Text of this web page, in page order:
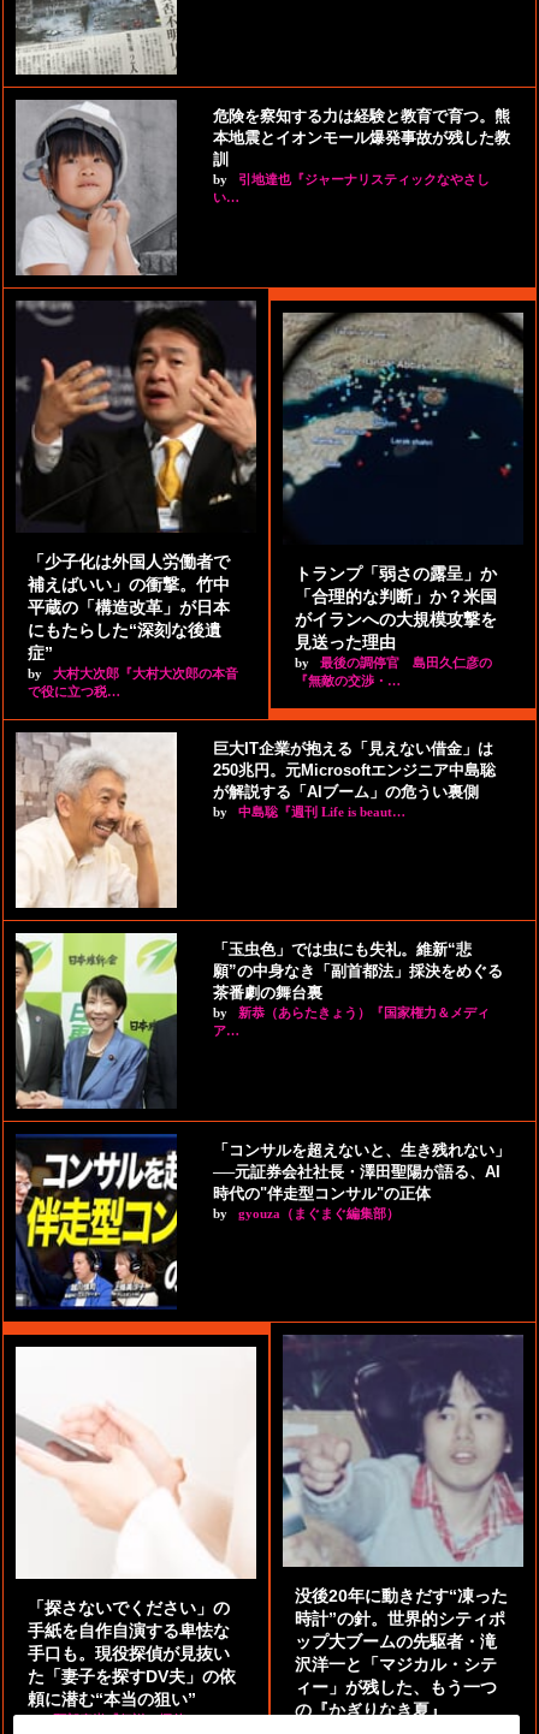
危険を察知する力は経験と教育で育つ。熊
本地震とイオンモール爆発事故が残した教
訓
by
引地達也『ジャーナリスティックなやさし
い…
「少子化は外国人労働者で
補えばいい」の衝撃。竹中
平蔵の「構造改革」が日本
にもたらした“深刻な後遺
症”
by
大村大次郎『大村大次郎の本音
で役に立つ税…
トランプ「弱さの露呈」か
「合理的な判断」か？米国
がイランへの大規模攻撃を
見送った理由
by
最後の調停官 島田久仁彦の
『無敵の交渉・…
巨大IT企業が抱える「見えない借金」は
250兆円。元Microsoftエンジニア中島聡
が解説する「AIブーム」の危うい裏側
by 中島聡『週刊 Life is beaut…
「玉虫色」では虫にも失礼。維新“悲
願”の中身なき「副首都法」採決をめぐる
茶番劇の舞台裏
by
新恭（あらたきょう）『国家権力＆メディ
ア…
「コンサルを超えないと、生き残れない」
──元証券会社社長・澤田聖陽が語る、AI
時代の"伴走型コンサル"の正体
by gyouza（まぐまぐ編集部）
「探さないでください」の
手紙を自作自演する卑怯な
手口も。現役探偵が見抜い
た「妻子を探すDV夫」の依
頼に潜む“本当の狙い”
by 阿部泰尚『伝説の探偵』
没後20年に動きだす“凍った
時計”の針。世界的シティポ
ップ大ブームの先駆者・滝
沢洋一と「マジカル・シテ
ィー」が残した、もう一つ
の『かぎりなき夏』